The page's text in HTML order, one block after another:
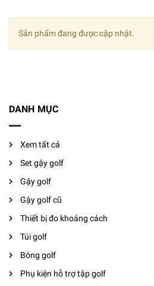
Sản phẩm đang được cập nhật.
DANH MỤC
Xem tất cả
Set gậy golf
Gậy golf
Gậy golf cũ
Thiết bị đo khoảng cách
Túi golf
Bóng golf
Phụ kiện hỗ trợ tập golf